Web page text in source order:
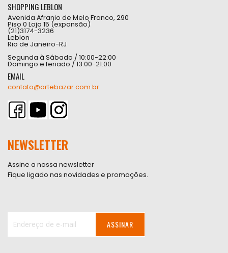
SHOPPING LEBLON
Avenida Afranio de Melo Franco, 290
Piso 0 Loja 15 (expansão)
(21)3174-3236
Leblon
Rio de Janeiro-RJ
Segunda à Sábado / 10:00-22:00
Domingo e feriado / 13:00-21:00
EMAIL
contato@artebazar.com.br
NEWSLETTER
Assine a nossa newsletter
Fique ligado nas novidades e promoções.
ASSINAR